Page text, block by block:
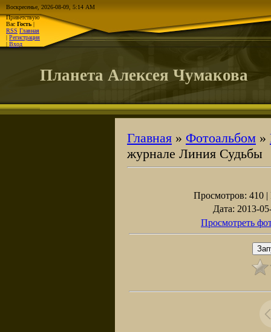
Воскресенье, 2026-08-09, 5:14 AM
Приветствую
Вас Гость |
RSS Главная
| Регистрация
| Вход
Планета Алексея Чумакова
Главная » Фотоальбом »
журнале Линия Судьбы
Просмотров: 410 |
Дата: 2013-
Просмотреть